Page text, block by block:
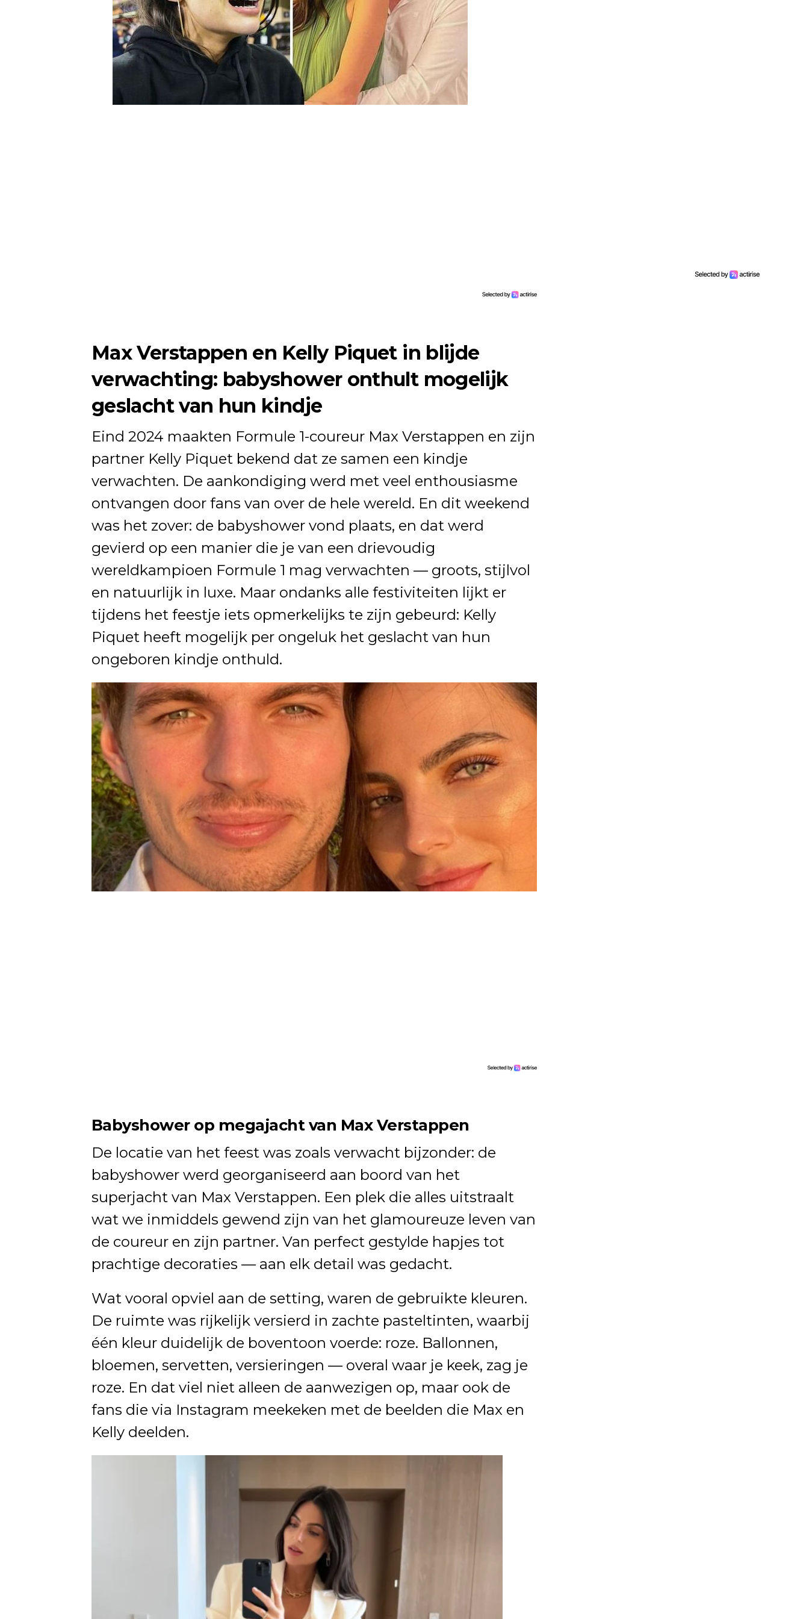
Max Verstappen en Kelly Piquet in blijde
verwachting: babyshower onthult mogelijk
geslacht van hun kindje
Eind 2024 maakten Formule 1-coureur Max Verstappen en zijn
partner Kelly Piquet bekend dat ze samen een kindje
verwachten. De aankondiging werd met veel enthousiasme
ontvangen door fans van over de hele wereld. En dit weekend
was het zover: de babyshower vond plaats, en dat werd
gevierd op een manier die je van een drievoudig
wereldkampioen Formule 1 mag verwachten — groots, stijlvol
en natuurlijk in luxe. Maar ondanks alle festiviteiten lijkt er
tijdens het feestje iets opmerkelijks te zijn gebeurd: Kelly
Piquet heeft mogelijk per ongeluk het geslacht van hun
ongeboren kindje onthuld.
Babyshower op megajacht van Max Verstappen
De locatie van het feest was zoals verwacht bijzonder: de
babyshower werd georganiseerd aan boord van het
superjacht van Max Verstappen. Een plek die alles uitstraalt
wat we inmiddels gewend zijn van het glamoureuze leven van
de coureur en zijn partner. Van perfect gestylde hapjes tot
prachtige decoraties — aan elk detail was gedacht.
Wat vooral opviel aan de setting, waren de gebruikte kleuren.
De ruimte was rijkelijk versierd in zachte pasteltinten, waarbij
één kleur duidelijk de boventoon voerde: roze. Ballonnen,
bloemen, servetten, versieringen — overal waar je keek, zag je
roze. En dat viel niet alleen de aanwezigen op, maar ook de
fans die via Instagram meekeken met de beelden die Max en
Kelly deelden.